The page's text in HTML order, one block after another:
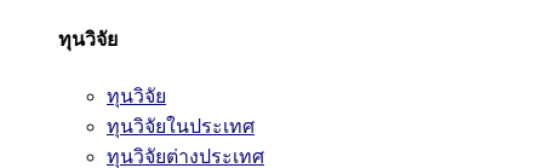
ทุนวิจัย
ทุนวิจัย
ทุนวิจัยในประเทศ
ทุนวิจัยต่างประเทศ